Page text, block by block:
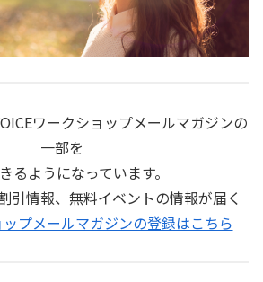
ワークショップメールマガジンの
一部を
るようになっています。
引情報、無料イベントの情報が届く
プメールマガジンの登録はこちら